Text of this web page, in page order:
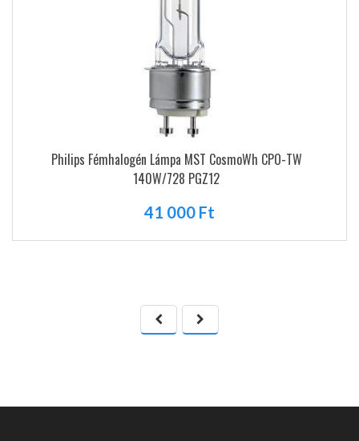
Philips Fémhalogén Lámpa MST CosmoWh CPO-TW
140W/728 PGZ12
41 000 Ft